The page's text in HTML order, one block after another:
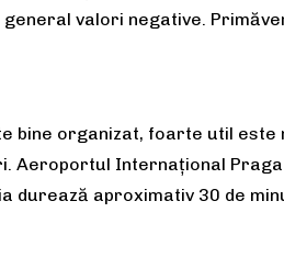
valori negative.
bine organizat, foarte util
Internațional
durează aproximativ 30 de